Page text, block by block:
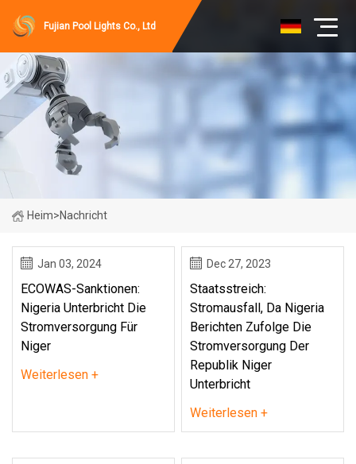
Fujian Pool Lights Co., Ltd
Heim>Nachricht
Jan 03, 2024
ECOWAS-Sanktionen:
Nigeria Unterbricht Die
Stromversorgung Für
Niger
Weiterlesen +
Dec 27, 2023
Staatsstreich:
Stromausfall, Da Nigeria
Berichten Zufolge Die
Stromversorgung Der
Republik Niger
Unterbricht
Weiterlesen +